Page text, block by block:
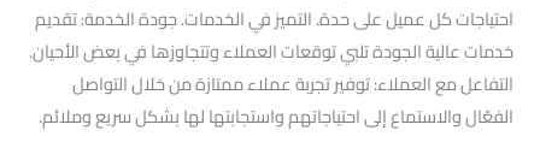
احتياجات كل عميل على حدة. التميز في الخدمات. جودة الخدمة: تقديم
خدمات عالية الجودة تلبي توقعات العملاء وتتجاوزها في بعض الأحيان.
التفاعل مع العملاء: توفير تجربة عملاء ممتازة من خلال التواصل
الفعّال والاستماع إلى احتياجاتهم واستجابتها لها بشكل سريع وملائم.